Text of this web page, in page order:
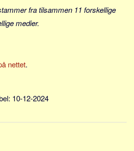
fra tilsammen 11 forskellige
medier.
nettet.
10-12-2024